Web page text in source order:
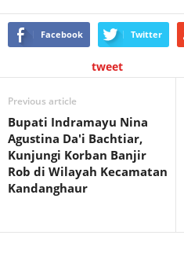
Facebook Twitter
tweet
Previous article
Bupati Indramayu Nina
Agustina Da'i Bachtiar,
Kunjungi Korban Banjir
Rob di Wilayah Kecamatan
Kandanghaur